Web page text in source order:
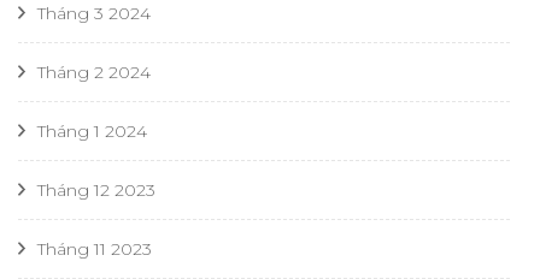
Tháng 3 2024
Tháng 2 2024
Tháng 1 2024
Tháng 12 2023
Tháng 11 2023